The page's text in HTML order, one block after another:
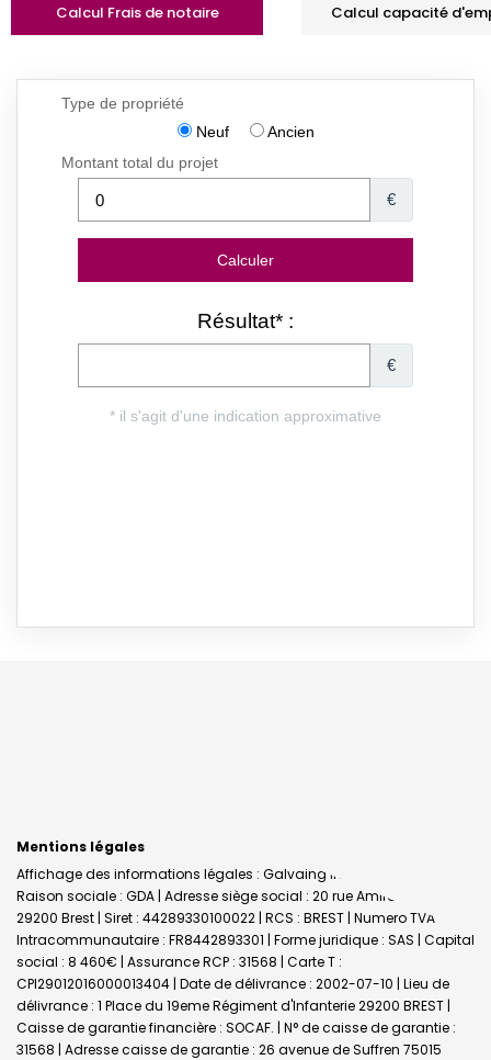
Calcul Frais de notaire Calcul capacité
Mentions légales
Affichage des informations légales : Galvaing Immobilier - Brest |
Raison sociale : GDA | Adresse siège social : 20 rue Amiral Linois -
29200 Brest | Siret : 44289330100022 | RCS : BREST | Numero TVA
Intracommunautaire : FR8442893301 | Forme juridique : SAS | Capital
social : 8 460€ | Assurance RCP : 31568 | Carte T :
CPI29012016000013404 | Date de délivrance : 2002-07-10 | Lieu de
délivrance : 1 Place du 19eme Régiment d'Infanterie 29200 BREST |
Caisse de garantie financière : SOCAF. | N° de caisse de garantie :
31568 | Adresse caisse de garantie : 26 avenue de Suffren 75015